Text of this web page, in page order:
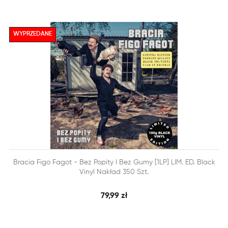
DODAJ DO KOSZYKA SZYBKI PODGLĄD
Bracia Figo Fagot - Bez Popity I Bez Gumy [1LP] LIM. ED. Black
Vinyl Nakład 350 Szt.
79,99 zł
WYPRZEDANE